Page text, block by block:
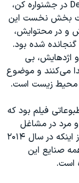
از کارگردان «دین دو بلوا» Dean DeBlois در جشنواره کن،
بخش نخست این
و در محتوایش،
شده بود.
اژدهایش، بی
می‌کنند و موضوع
و محیط زیست است.
فیلم بود که
مرد در مشاغل
مشابه اعتراض کرد و آزرده‌خاطر است از اینکه در سال ۲۰۱۴
صنایع این
است.